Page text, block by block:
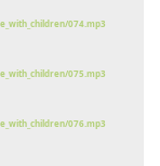
074.mp3
075.mp3
076.mp3